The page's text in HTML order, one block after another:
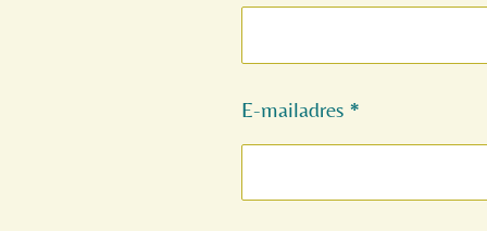
E-mailadres *